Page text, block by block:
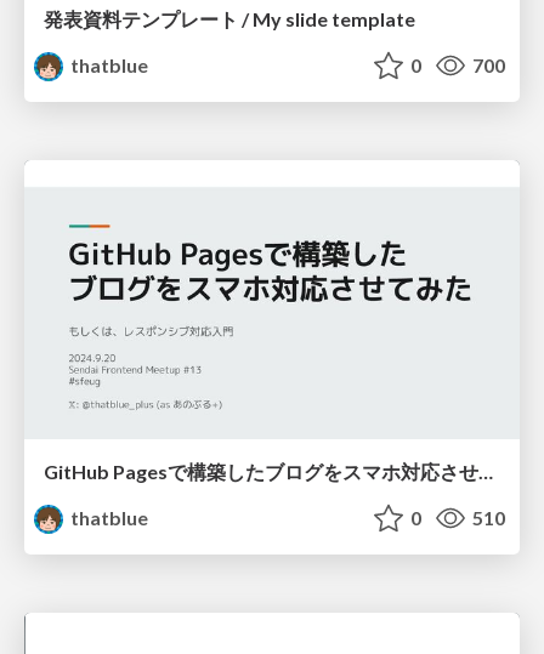
発表資料テンプレート / My slide template
thatblue
0 700
GitHub Pagesで構築したブログをスマホ対応させてみた / make mobile-compatible with lightweight css framework
thatblue
0 510